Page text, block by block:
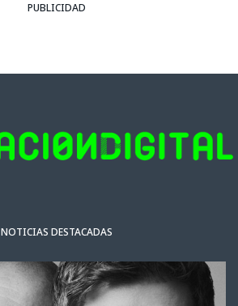
PUBLICIDAD
NOTICIAS DESTACADAS